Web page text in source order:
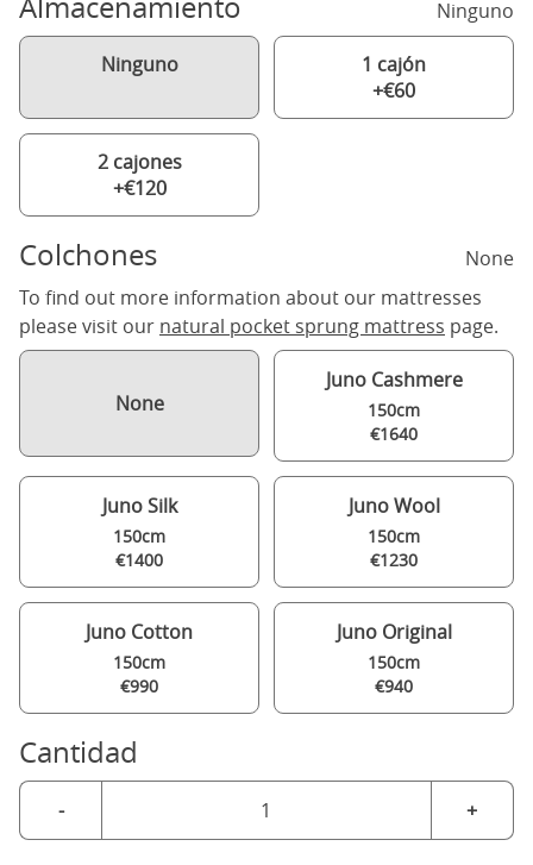
Ninguno
Ninguno
1 cajón
+€60
2 cajones
+€120
Colchones
None
To find out more information about our mattresses
please visit our natural pocket sprung mattress page.
None
Juno Cashmere
150cm
€1640
Juno Silk
150cm
€1400
Juno Wool
150cm
€1230
Juno Cotton
150cm
€990
Juno Original
150cm
€940
Cantidad
- +